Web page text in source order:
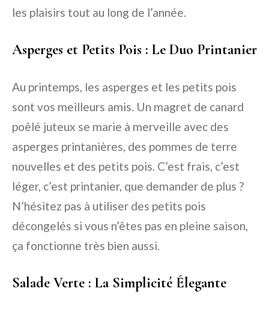
les plaisirs tout au long de l’année.
Asperges et Petits Pois : Le Duo Printanier
Au printemps, les asperges et les petits pois
sont vos meilleurs amis. Un magret de canard
poêlé juteux se marie à merveille avec des
asperges printanières, des pommes de terre
nouvelles et des petits pois. C’est frais, c’est
léger, c’est printanier, que demander de plus ?
N’hésitez pas à utiliser des petits pois
décongelés si vous n’êtes pas en pleine saison,
ça fonctionne très bien aussi.
Salade Verte : La Simplicité Élegante